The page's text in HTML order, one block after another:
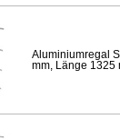
Aluminiumregal
mm, Länge 1325